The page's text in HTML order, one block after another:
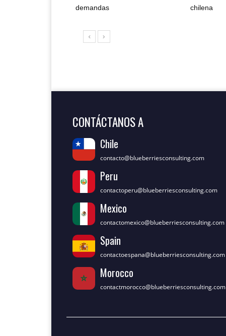
demandas
chilena
CONTÁCTANOS A
Chile
contacto@blueberriesconsulting.com
Peru
contactoperu@blueberriesconsulting.com
Mexico
contactomexico@blueberriesconsulting.com
Spain
contactoespana@blueberriesconsulting.com
Morocco
contactmorocco@blueberriesconsulting.com